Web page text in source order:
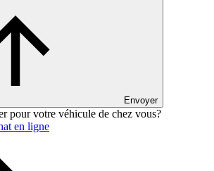
Envoyer
pour votre véhicule de chez vous?
en ligne